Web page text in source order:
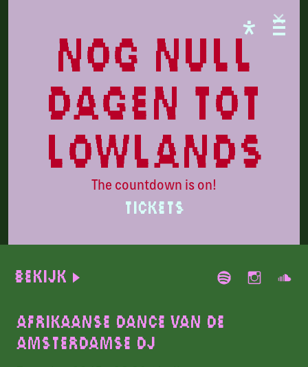
nog null
dagen tot
lowlands
The countdown is on!
TICKETS
WaxFiend
Bekijk
AFRIKAANSE DANCE VAN DE
AMSTERDAMSE DJ